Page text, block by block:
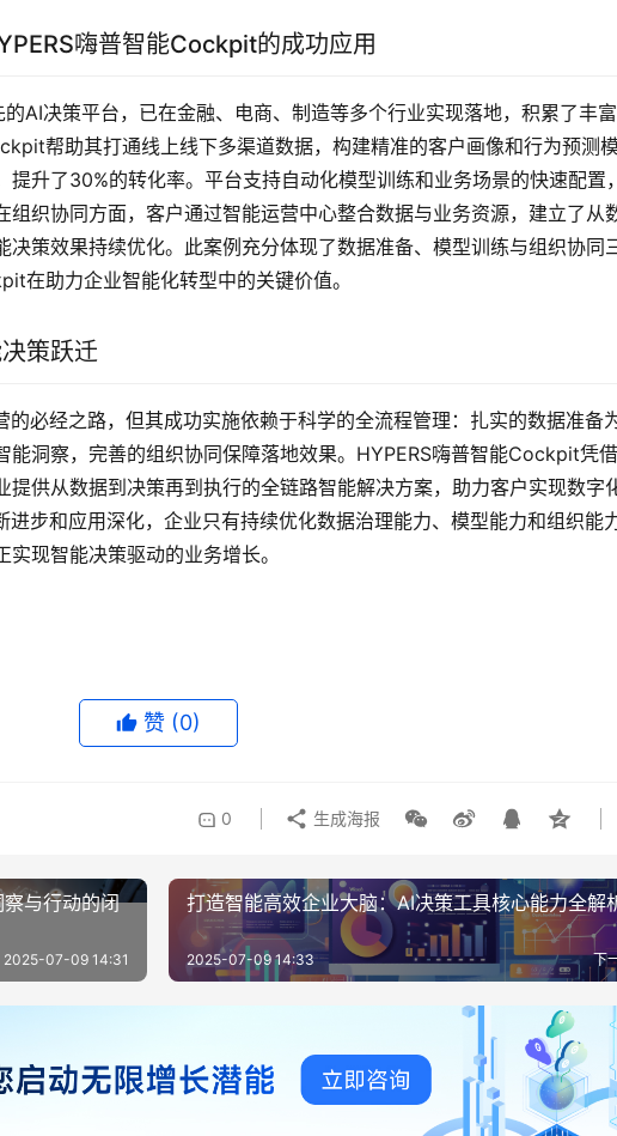
嗨普智能Cockpit的成功应用
AI决策平台，已在金融、电商、制造等多个行业实现落地，积累了丰
帮助其打通线上线下多渠道数据，构建精准的客户画像和行为预测
提升了30%的转化率。平台支持自动化模型训练和业务场景的快速配置
织协同方面，客户通过智能运营中心整合数据与业务资源，建立了从
决策效果持续优化。此案例充分体现了数据准备、模型训练与组织协同
在助力企业智能化转型中的关键价值。
策跃迁
必经之路，但其成功实施依赖于科学的全流程管理：扎实的数据准备
能洞察，完善的组织协同保障落地效果。HYPERS嗨普智能Cockpit凭
提供从数据到决策再到执行的全链路智能解决方案，助力客户实现数字
步和应用深化，企业只有持续优化数据治理能力、模型能力和组织能
现智能决策驱动的业务增长。
赞 (0)
0 生成海报
与行动的闭
2025-07-09 14:31
打造智能高效企业大脑：AI决策工具核心能力全解
下
2025-07-09 14:33